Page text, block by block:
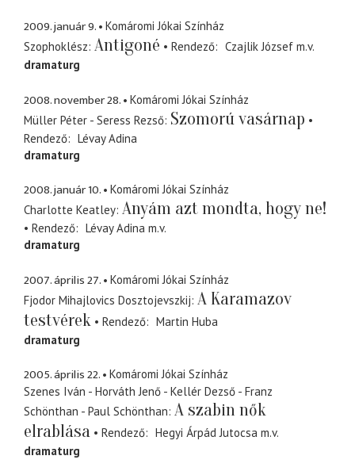
2009. január 9.
Komáromi Jókai Színház
Szophoklész Antigoné Rendező Czajlik József m.v.
dramaturg
2008. november 28.
Komáromi Jókai Színház
Müller Péter - Seress Rezső Szomorú vasárnap
Rendező
Lévay Adina
dramaturg
2008. január 10.
Komáromi Jókai Színház
Charlotte Keatley Anyám azt mondta, hogy ne!
Rendező Lévay Adina m.v.
dramaturg
2007. április 27.
Komáromi Jókai Színház
Fjodor Mihajlovics Dosztojevszkij A Karamazov
testvérek
Rendező
Martin Huba
dramaturg
2005. április 22.
Komáromi Jókai Színház
Szenes Iván - Horváth Jenő - Kellér Dezső - Franz
Schönthan - Paul Schönthan A szabin nők
elrablása
Rendező Hegyi Árpád Jutocsa m.v.
dramaturg